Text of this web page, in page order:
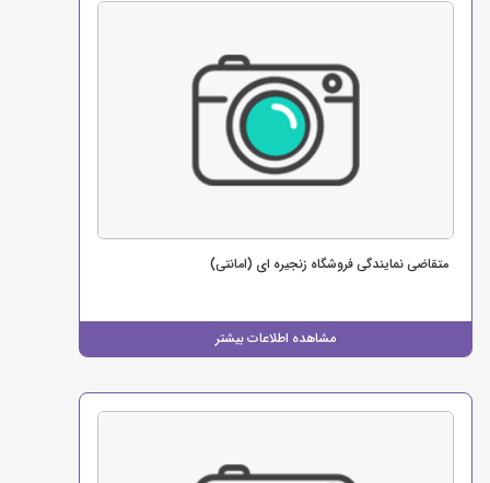
مشاهده اطلاعات بیشتر
متقاضی نمایندگی فروشگاه زنجیره ای (امانتی)